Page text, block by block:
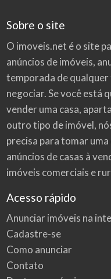
Sobre o site
O imoveis.net é o site
anúncios de imóveis,
temporada de qualquer
negociar. Se você está
vender uma casa,
outro tipo de imóvel,
precisa para tomar
anúncios de casas à
imóveis comerciais e
Acesso rápido
Anunciar imóveis na
Cadastre-se
Como anunciar
Contato